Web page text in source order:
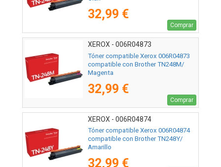
32,99 €
Comprar
XEROX - 006R04873
Tóner compatible Xerox 006R04873
compatible con Brother TN248M/
Magenta
32,99 €
Comprar
XEROX - 006R04874
Tóner compatible Xerox 006R04874
compatible con Brother TN248Y/
Amarillo
32,99 €